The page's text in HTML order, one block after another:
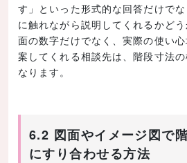
す」といった形式的な回答だけで
に触れながら説明してくれるかど
面の数字だけでなく、実際の使い
案してくれる相談先は、階段寸法
なります。
6.2 図面やイメージ図で
にすり合わせる方法